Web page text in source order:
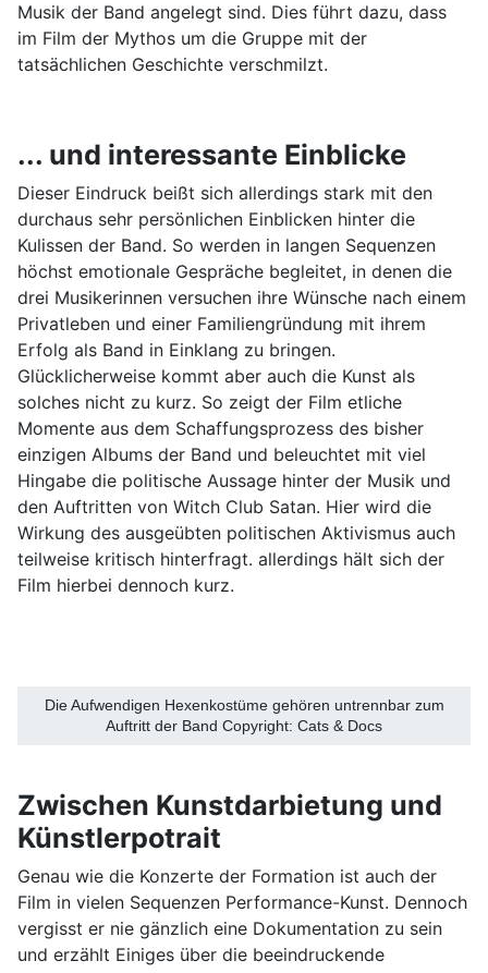
Musik der Band angelegt sind. Dies führt dazu, dass
im Film der Mythos um die Gruppe mit der
tatsächlichen Geschichte verschmilzt.
... und interessante Einblicke
Dieser Eindruck beißt sich allerdings stark mit den
durchaus sehr persönlichen Einblicken hinter die
Kulissen der Band. So werden in langen Sequenzen
höchst emotionale Gespräche begleitet, in denen die
drei Musikerinnen versuchen ihre Wünsche nach einem
Privatleben und einer Familiengründung mit ihrem
Erfolg als Band in Einklang zu bringen.
Glücklicherweise kommt aber auch die Kunst als
solches nicht zu kurz. So zeigt der Film etliche
Momente aus dem Schaffungsprozess des bisher
einzigen Albums der Band und beleuchtet mit viel
Hingabe die politische Aussage hinter der Musik und
den Auftritten von Witch Club Satan. Hier wird die
Wirkung des ausgeübten politischen Aktivismus auch
teilweise kritisch hinterfragt. allerdings hält sich der
Film hierbei dennoch kurz.
Die Aufwendigen Hexenkostüme gehören untrennbar zum
Auftritt der Band Copyright: Cats & Docs
Zwischen Kunstdarbietung und
Künstlerpotrait
Genau wie die Konzerte der Formation ist auch der
Film in vielen Sequenzen Performance-Kunst. Dennoch
vergisst er nie gänzlich eine Dokumentation zu sein
und erzählt Einiges über die beeindruckende